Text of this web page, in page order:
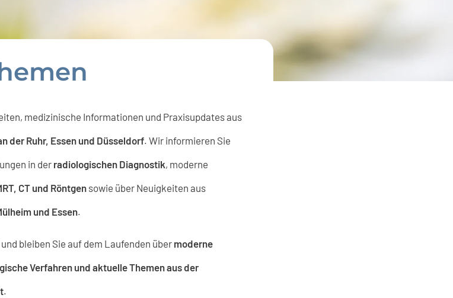
medizinische Informationen und Praxisupdates aus
der Ruhr, Essen und Düsseldorf. Wir informieren Sie
in der radiologischen Diagnostik, moderne
CT und Röntgensowie über Neuigkeiten aus
und Essen.
bleiben Sie auf dem Laufenden über moderne
Verfahren und aktuelle Themen aus der
.